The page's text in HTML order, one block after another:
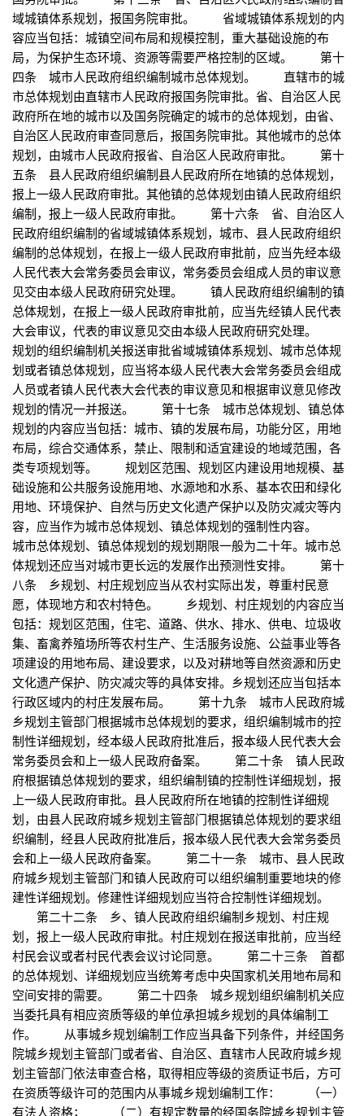
域城镇体系规划，报国务院审批。 省域城镇体系规划的内
容应当包括：城镇空间布局和规模控制，重大基础设施的布
局，为保护生态环境、资源等需要严格控制的区域。 第十
四条 城市人民政府组织编制城市总体规划。 直辖市的城
市总体规划由直辖市人民政府报国务院审批。省、自治区人民
政府所在地的城市以及国务院确定的城市的总体规划，由省、
自治区人民政府审查同意后，报国务院审批。其他城市的总体
规划，由城市人民政府报省、自治区人民政府审批。 第十
五条 县人民政府组织编制县人民政府所在地镇的总体规划，
报上一级人民政府审批。其他镇的总体规划由镇人民政府组织
编制，报上一级人民政府审批。 第十六条 省、自治区人
民政府组织编制的省域城镇体系规划，城市、县人民政府组织
编制的总体规划，在报上一级人民政府审批前，应当先经本级
人民代表大会常务委员会审议，常务委员会组成人员的审议意
见交由本级人民政府研究处理。 镇人民政府组织编制的镇
总体规划，在报上一级人民政府审批前，应当先经镇人民代表
大会审议，代表的审议意见交由本级人民政府研究处理。
规划的组织编制机关报送审批省域城镇体系规划、城市总体规
划或者镇总体规划，应当将本级人民代表大会常务委员会组成
人员或者镇人民代表大会代表的审议意见和根据审议意见修改
规划的情况一并报送。 第十七条 城市总体规划、镇总体
规划的内容应当包括：城市、镇的发展布局，功能分区，用地
布局，综合交通体系，禁止、限制和适宜建设的地域范围，各
类专项规划等。 规划区范围、规划区内建设用地规模、基
础设施和公共服务设施用地、水源地和水系、基本农田和绿化
用地、环境保护、自然与历史文化遗产保护以及防灾减灾等内
容，应当作为城市总体规划、镇总体规划的强制性内容。
城市总体规划、镇总体规划的规划期限一般为二十年。城市总
体规划还应当对城市更长远的发展作出预测性安排。 第十
八条 乡规划、村庄规划应当从农村实际出发，尊重村民意
愿，体现地方和农村特色。 乡规划、村庄规划的内容应当
包括：规划区范围，住宅、道路、供水、排水、供电、垃圾收
集、畜禽养殖场所等农村生产、生活服务设施、公益事业等各
项建设的用地布局、建设要求，以及对耕地等自然资源和历史
文化遗产保护、防灾减灾等的具体安排。乡规划还应当包括本
行政区域内的村庄发展布局。 第十九条 城市人民政府城
乡规划主管部门根据城市总体规划的要求，组织编制城市的控
制性详细规划，经本级人民政府批准后，报本级人民代表大会
常务委员会和上一级人民政府备案。 第二十条 镇人民政
府根据镇总体规划的要求，组织编制镇的控制性详细规划，报
上一级人民政府审批。县人民政府所在地镇的控制性详细规
划，由县人民政府城乡规划主管部门根据镇总体规划的要求组
织编制，经县人民政府批准后，报本级人民代表大会常务委员
会和上一级人民政府备案。 第二十一条 城市、县人民政
府城乡规划主管部门和镇人民政府可以组织编制重要地块的修
建性详细规划。修建性详细规划应当符合控制性详细规划。
第二十二条 乡、镇人民政府组织编制乡规划、村庄规
划，报上一级人民政府审批。村庄规划在报送审批前，应当经
村民会议或者村民代表会议讨论同意。 第二十三条 首都
的总体规划、详细规划应当统筹考虑中央国家机关用地布局和
空间安排的需要。 第二十四条 城乡规划组织编制机关应
当委托具有相应资质等级的单位承担城乡规划的具体编制工
作。 从事城乡规划编制工作应当具备下列条件，并经国务
院城乡规划主管部门或者省、自治区、直辖市人民政府城乡规
划主管部门依法审查合格，取得相应等级的资质证书后，方可
在资质等级许可的范围内从事城乡规划编制工作： （一）
有法人资格； （二）有规定数量的经国务院城乡规划主管